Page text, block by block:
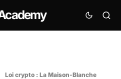
Loi crypto : La Maison-Blanche